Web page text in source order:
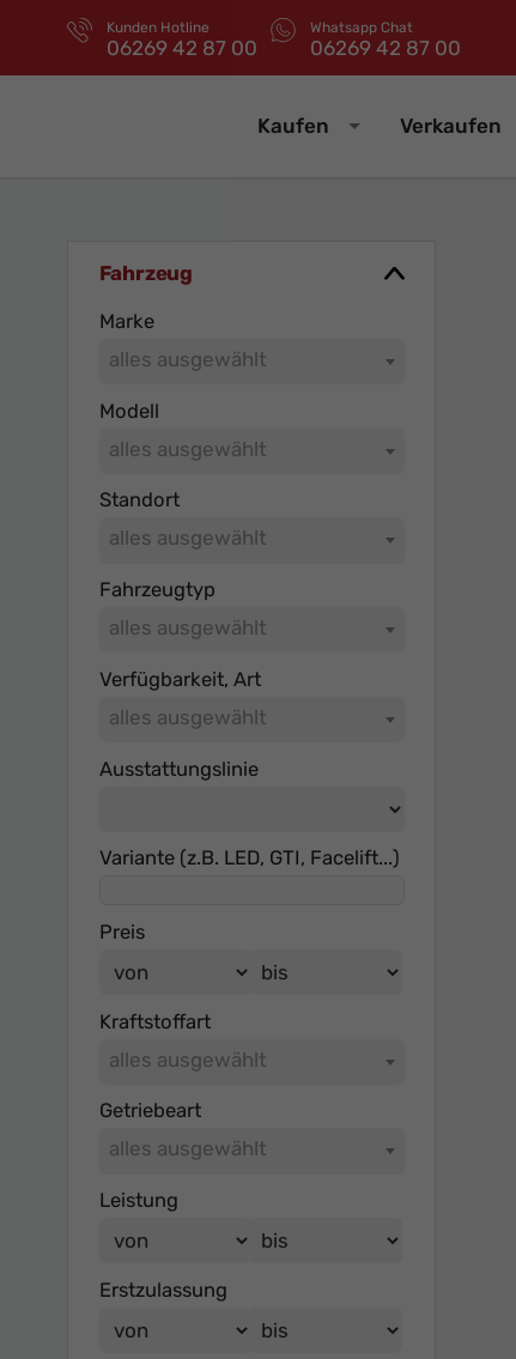
Kunden Hotline
06269 42 87 00
Whatsapp Chat
06269 42 87 00
Kaufen Verkaufen
Fahrzeug
Marke
alles ausgewählt
Modell
alles ausgewählt
Standort
alles ausgewählt
Fahrzeugtyp
alles ausgewählt
Verfügbarkeit, Art
alles ausgewählt
Ausstattungslinie
Variante (z.B. LED, GTI, Facelift...)
Preis
Kraftstoffart
alles ausgewählt
Getriebeart
alles ausgewählt
Leistung
Erstzulassung